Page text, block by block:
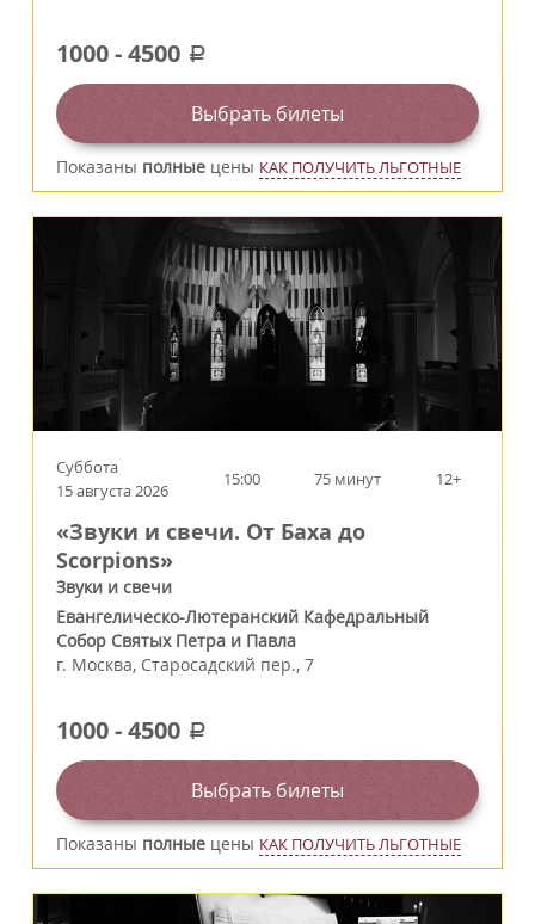
1000-4500 a
Выбрать билеты
Показаны полные цены КАК ПОЛУЧИТЬ ЛЬГОТНЫЕ
Суббота
15 августа 2026
15:00 75 минут 12+
«Звуки и свечи. От Баха до
Scorpions»
Звуки и свечи
Евангелическо-Лютеранский Кафедральный
Собор Святых Петра и Павла
г. Москва, Старосадский пер., 7
1000-4500 a
Выбрать билеты
Показаны полные цены КАК ПОЛУЧИТЬ ЛЬГОТНЫЕ